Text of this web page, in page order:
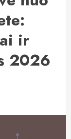
ir
2026